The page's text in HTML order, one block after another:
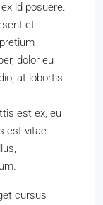
id posuere.
et
dolor eu
at lobortis
est ex, eu
est vitae
cursus